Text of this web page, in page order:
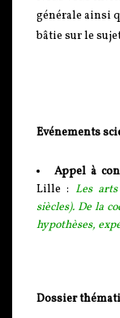
générale ainsi
bâtie sur le
Evénements
Appel à
Lille : Les
siècles). De la
hypothèses,
Dossier